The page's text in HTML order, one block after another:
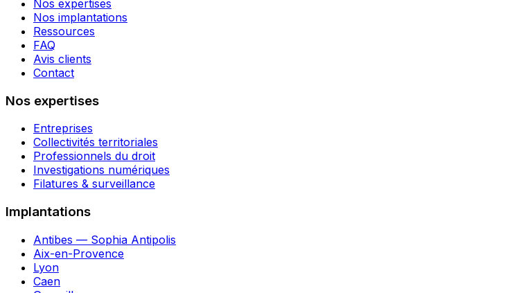
Nos expertises
Nos implantations
Ressources
FAQ
Avis clients
Contact
Nos expertises
Entreprises
Collectivités territoriales
Professionnels du droit
Investigations numériques
Filatures & surveillance
Implantations
Antibes — Sophia Antipolis
Aix-en-Provence
Lyon
Caen